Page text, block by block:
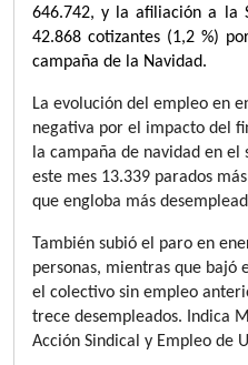
646.742, y la afiliación a la
42.868 cotizantes (1,2 %)
campaña de la Navidad.
La evolución del empleo en
negativa por el impacto del
la campaña de navidad en el
este mes 13.339 parados
que engloba más
También subió el paro en
personas, mientras que bajó
el colectivo sin empleo
trece desempleados. Indica
Acción Sindical y Empleo de